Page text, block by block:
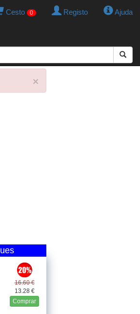
Cesto 0 Registo Ajuda
×
16.60 €
13.28 €
Comprar